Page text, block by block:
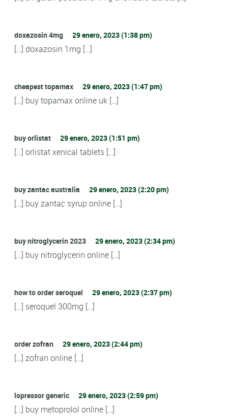
doxazosin 4mg 29 enero, 2023 (1:38 pm)
[…] doxazosin 1mg […]
cheapest topamax 29 enero, 2023 (1:47 pm)
[…] buy topamax online uk […]
buy orlistat 29 enero, 2023 (1:51 pm)
[…] orlistat xenical tablets […]
buy zantac australia 29 enero, 2023 (2:20 pm)
[…] buy zantac syrup online […]
buy nitroglycerin 2023 29 enero, 2023 (2:34 pm)
[…] buy nitroglycerin online […]
how to order seroquel 29 enero, 2023 (2:37 pm)
[…] seroquel 300mg […]
order zofran 29 enero, 2023 (2:44 pm)
[…] zofran online […]
lopressor generic 29 enero, 2023 (2:59 pm)
[…] buy metoprolol online […]